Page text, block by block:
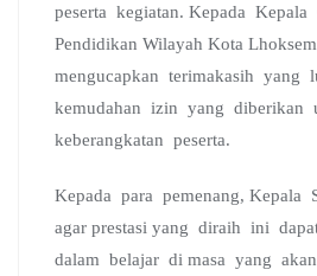
peserta kegiatan. Kepada Kepala
Pendidikan Wilayah Kota
mengucapkan terimakasih yang
kemudahan izin yang diberikan
keberangkatan peserta.
Kepada para pemenang, Kepala
agar prestasi yang diraih ini
dalam belajar di masa yang